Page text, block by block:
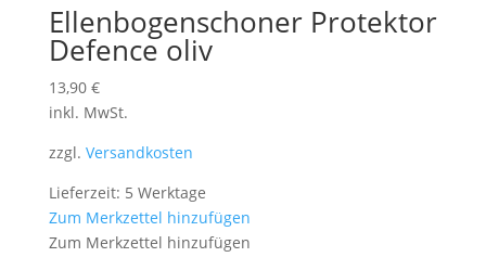
Ellenbogenschoner Protektor
Defence oliv
13,90 €
inkl. MwSt.
zzgl. Versandkosten
Lieferzeit: 5 Werktage
Zum Merkzettel hinzufügen
Zum Merkzettel hinzufügen